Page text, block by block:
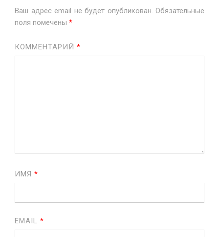
Ваш адрес email не будет опубликован. Обязательные
поля помечены *
КОММЕНТАРИЙ *
ИМЯ *
EMAIL *